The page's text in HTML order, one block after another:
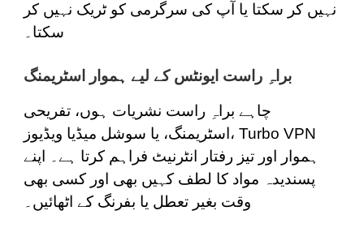
نہیں کر سکتا یا آپ کی سرگرمی کو ٹریک نہیں کر
سکتا۔
براہِ راست ایونٹس کے لیے ہموار اسٹریمنگ
چاہے براہِ راست نشریات ہوں، تفریحی
اسٹریمنگ، یا سوشل میڈیا ویڈیوز، Turbo VPN
ہموار اور تیز رفتار انٹرنیٹ فراہم کرتا ہے۔ اپنے
پسندیدہ مواد کا لطف کہیں بھی اور کسی بھی
وقت بغیر تعطل یا بفرنگ کے اٹھائیں۔